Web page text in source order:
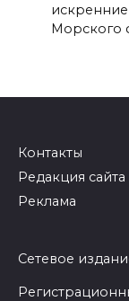
Морского
Контакты
Редакция сайта
Реклама
Сетевое